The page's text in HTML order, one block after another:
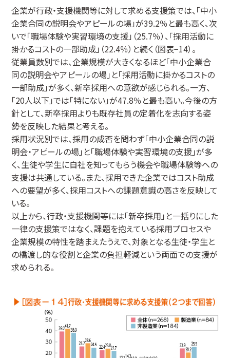
企業が行政・支援機関等に対して求める支援策では、「中小
企業合同の説明会やアピールの場」が39.2％と最も高く、次
いで「職場体験や実習環境の支援」（25.7％）、「採用活動に
掛かるコストの一部助成」（22.4％）と続く（図表−14）。
従業員数別では、企業規模が大きくなるほど「中小企業合
同の説明会やアピールの場」と「採用活動に掛かるコストの
一部助成」が多く、新卒採用への意欲が感じられる。一方、
「20人以下」では「特にない」が47.8％と最も高い。今後の方
針として、新卒採用よりも既存社員の定着化を志向する姿
勢を反映した結果と考える。
採用状況別では、採用の成否を問わず「中小企業合同の説
明会・アピールの場」と「職場体験や実習環境の支援」が多
く、生徒や学生に自社を知ってもらう機会や職場体験等への
支援は共通している。また、採用できた企業ではコスト助成
への要望が多く、採用コストへの課題意識の高さを反映して
いる。
以上から、行政・支援機関等には「新卒採用」と一括りにした
一律の支援策ではなく、課題を抱えている採用プロセスや
企業規模の特性を踏まえたうえで、対象となる生徒・学生と
の橋渡し的な役割と企業の負担軽減という両面での支援が
求められる。